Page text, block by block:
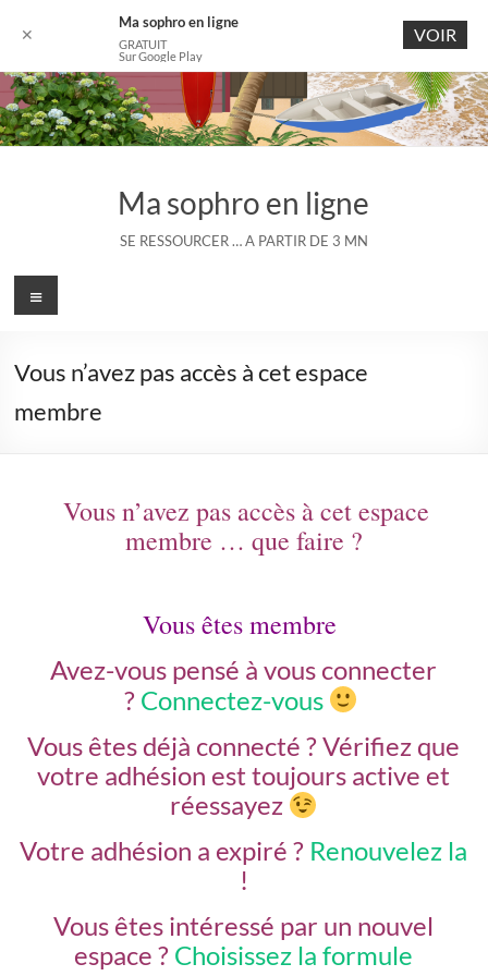
Aller
au
contenu
Ma sophro en ligne
SE RESSOURCER … A PARTIR DE 3 MN
Menu
Vous n’avez pas accès à cet espace
membre
Vous n’avez pas accès à cet espace
membre … que faire ?
Vous êtes membre
Avez-vous pensé à vous connecter
? Connectez-vous
Vous êtes déjà connecté ?Vérifiez que
votre adhésion est toujours active et
réessayez
Votre adhésion a expiré ? Renouvelez la
!
Vous êtes intéressé par un nouvel
espace ? Choisissez la formule
✕
Ma sophro en ligne
GRATUIT
Sur Google Play
VOIR